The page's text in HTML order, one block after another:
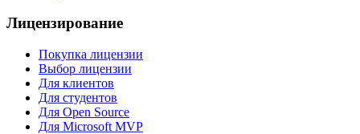
Лицензирование
Покупка лицензии
Выбор лицензии
Для клиентов
Для студентов
Для Open Source
Для Microsoft MVP